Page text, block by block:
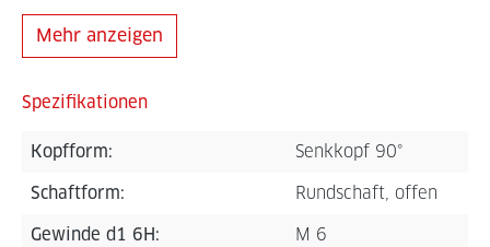
Mehr anzeigen
Spezifikationen
Kopfform: Senkkopf 90°
Schaftform: Rundschaft, offen
Gewinde d1 6H: M 6